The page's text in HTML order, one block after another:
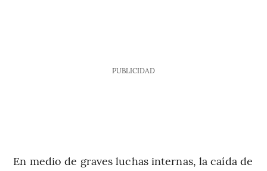
PUBLICIDAD
En medio de graves luchas internas, la caída de